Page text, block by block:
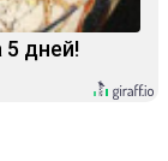
5 дней!